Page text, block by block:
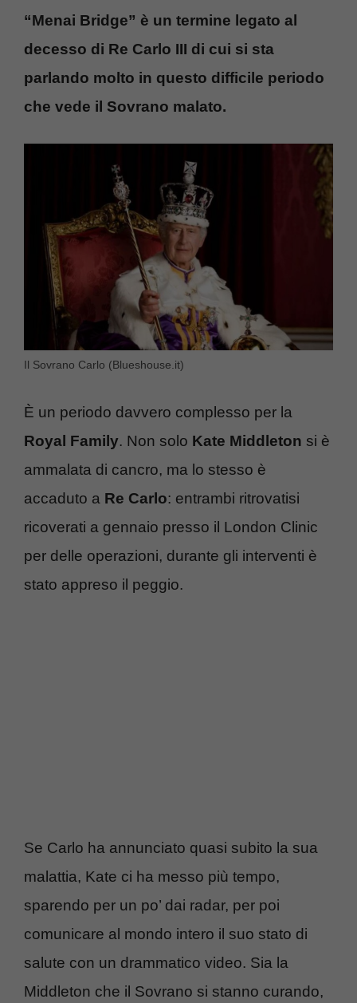
“Menai Bridge” è un termine legato al
decesso di Re Carlo III di cui si sta
parlando molto in questo difficile periodo
che vede il Sovrano malato.
Il Sovrano Carlo (Blueshouse.it)
È un periodo davvero complesso per la
Royal Family. Non solo Kate Middleton si è
ammalata di cancro, ma lo stesso è
accaduto a Re Carlo: entrambi ritrovatisi
ricoverati a gennaio presso il London Clinic
per delle operazioni, durante gli interventi è
stato appreso il peggio.
Se Carlo ha annunciato quasi subito la sua
malattia, Kate ci ha messo più tempo,
sparendo per un po’ dai radar, per poi
comunicare al mondo intero il suo stato di
salute con un drammatico video. Sia la
Middleton che il Sovrano si stanno curando,